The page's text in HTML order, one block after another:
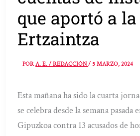
que aportó a la
Ertzaintza
PORA. E. / REDACCIÓN/5 MARZO, 2024
Esta mañana ha sido la cuarta
se celebra desde la semana pasada
Gipuzkoa contra 13 acusados de